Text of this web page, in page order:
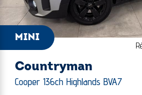
MINI
Countryman
Cooper 136ch Highlands BVA7